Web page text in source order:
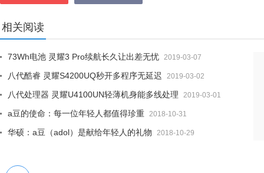
相关阅读
73Wh电池 灵耀3 Pro续航长久让出差无忧 2019-03-07
八代酷睿 灵耀S4200UQ秒开多程序无延迟 2019-03-02
八代处理器 灵耀U4100UN轻薄机身能多线处理 2019-03-01
a豆的使命：每一位年轻人都值得珍重 2018-10-31
华硕：a豆（adol）是献给年轻人的礼物 2018-10-29